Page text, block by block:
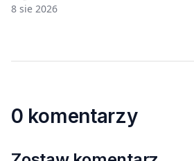
8 sie 2026
0 komentarzy